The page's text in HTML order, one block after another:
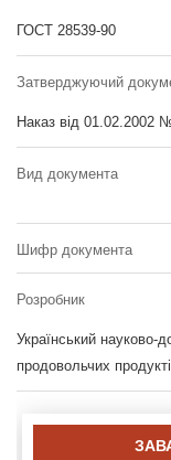
ГОСТ 28539-90
Затверджуючий
Наказ від 01.02.2002
Вид документа
Шифр документа
Розробник
Український науково-
продовольчих